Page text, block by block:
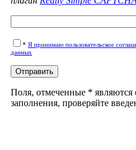
* Я принимаю пользовательское
данных
Поля, отмеченные * являются
заполнения, проверяйте